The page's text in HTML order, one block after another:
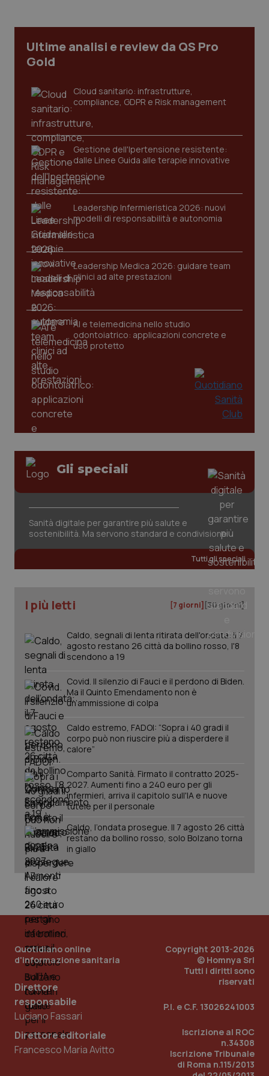
Ultime analisi e review da QS Pro
Gold
Cloud sanitario: infrastrutture,
compliance, GDPR e Risk management
Gestione dell'Ipertensione resistente:
dalle Linee Guida alle terapie innovative
Leadership Infermieristica 2026: nuovi
modelli di responsabilità e autonomia
Leadership Medica 2026: guidare team
clinici ad alte prestazioni
AI e telemedicina nello studio
odontoiatrico: applicazioni concrete e
uso protetto
Gli speciali
Sanità digitale per garantire più salute e
sostenibilità. Ma servono standard e condivisione
Tutti gli speciali
I più letti [7 giorni] [30 giorni]
Caldo, segnali di lenta ritirata dell'ondata: il 7
agosto restano 26 città da bollino rosso, l'8
scendono a 19
Covid. Il silenzio di Fauci e il perdono di Biden.
Ma il Quinto Emendamento non è
un’ammissione di colpa
Caldo estremo, FADOI: “Sopra i 40 gradi il
corpo può non riuscire più a disperdere il
calore”
Comparto Sanità. Firmato il contratto 2025-
2027. Aumenti fino a 240 euro per gli
infermieri, arriva il capitolo sull'IA e nuove
tutele per il personale
Caldo, l’ondata prosegue. Il 7 agosto 26 città
restano da bollino rosso, solo Bolzano torna
in giallo
Quotidiano online
d'informazione sanitaria
Direttore
responsabile
Luciano Fassari
Direttore editoriale
Francesco Maria Avitto
Copyright 2013-2026
© Homnya Srl
Tutti i diritti sono
riservati
P.I. e C.F. 13026241003
Iscrizione al ROC
n.34308
Iscrizione Tribunale
di Roma n.115/2013
I cookie necessari contribuiscono a rendere fruibile il
navigazione sulle pagine e l'accesso alle aree
protette del sito. Il sito web non è in grado di
funzionare correttamente senza questi cookie.
VISITOR_PRIVACY_METADATA
YouTube
CookieScriptConsent
tracking-sites-ironfish-
www.quotidianosanita.it
session-id
www.quotidianosanita.it